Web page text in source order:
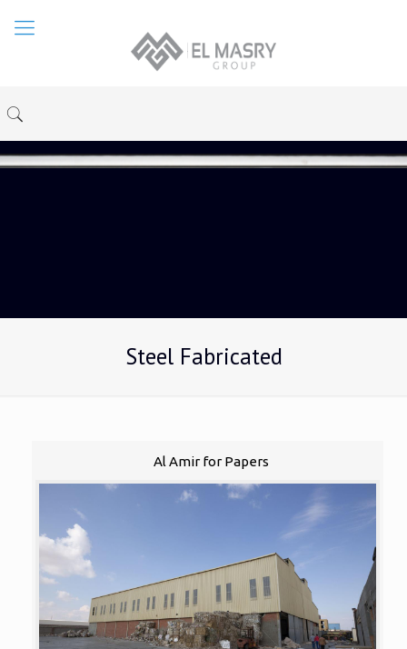
Steel Fabricated
Al Amir for Papers